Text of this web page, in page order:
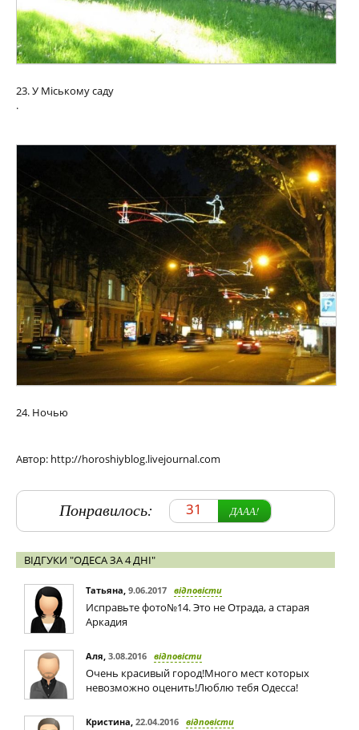
23. У Міському саду
.
24. Ночью
Автор: http://horoshiyblog.livejournal.com
Понравилось: 31 ДААА!
ВІДГУКИ "ОДЕСА ЗА 4 ДНІ"
Татьяна 9.06.2017 відповісти
Исправьте фото№14. Это не Отрада, а старая
Аркадия
Аля 3.08.2016 відповісти
Очень красивый город!Много мест которых
невозможно оценить!Люблю тебя Одесса!
Кристина 22.04.2016 відповісти